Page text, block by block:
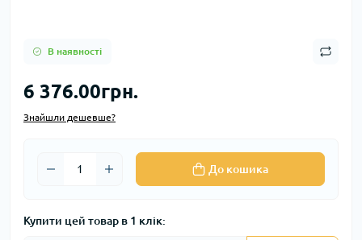
В наявності
6 376.00грн.
Знайшли дешевше?
До кошика
Купити цей товар в 1 клік: